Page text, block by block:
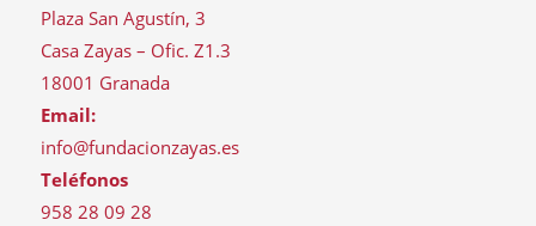
Plaza San Agustín, 3
Casa Zayas – Ofic. Z1.3
18001 Granada
Email:
info@fundacionzayas.es
Teléfonos
958 28 09 28